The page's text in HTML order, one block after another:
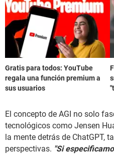
Gratis para todos: YouTube
regala una función premium a
sus usuarios
El concepto de AGI no solo
tecnológicos como Jensen
la mente detrás de ChatGPT,
perspectivas. "Si